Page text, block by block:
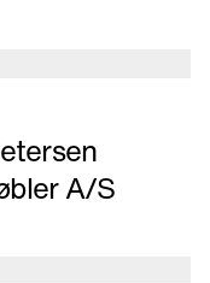
A/S